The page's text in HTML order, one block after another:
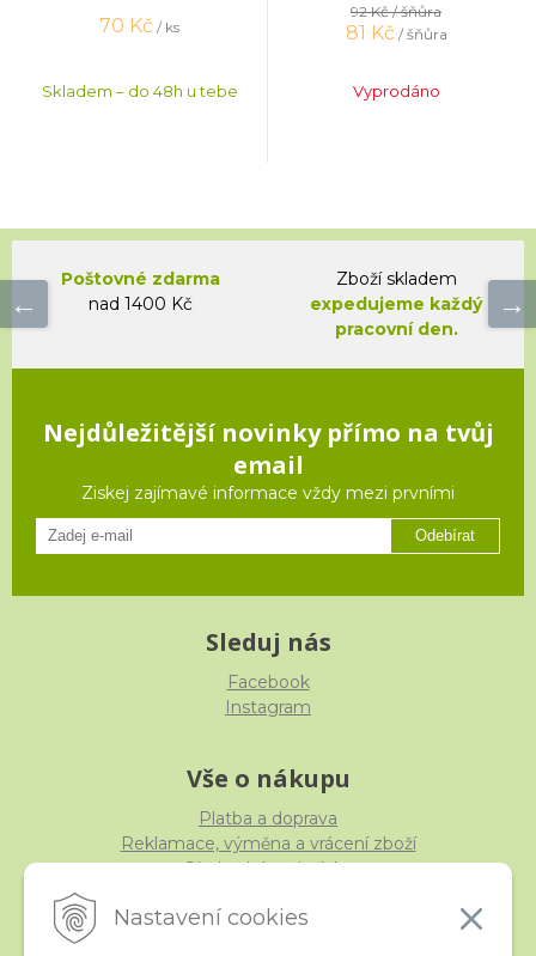
Nastavení cookies
70 Kč / ks
Skladem – do 48h u tebe
92 Kč/ šňůra
81 Kč / šňůra
Vyprodáno
Poštovné zdarma
nad 1400 Kč
Zboží skladem
expedujeme každý
pracovní den.
Nejdůležitější novinky přímo na tvůj
email
Ziskej zajímavé informace vždy mezi prvními
Odebírat
Sleduj nás
Facebook
Instagram
Vše o nákupu
Platba a doprava
Reklamace, výměna a vrácení zboží
Obchodní podmínky